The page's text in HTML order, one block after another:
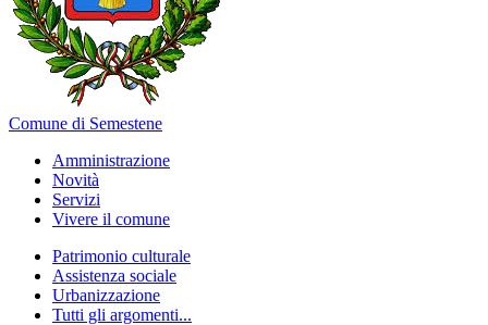
Comune di Semestene
Amministrazione
Novità
Servizi
Vivere il comune
Patrimonio culturale
Assistenza sociale
Urbanizzazione
Tutti gli argomenti...